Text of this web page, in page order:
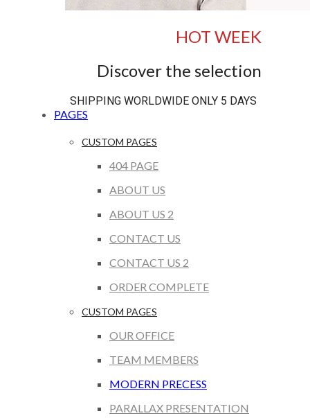
HOT WEEK
Discover the selection
SHIPPING WORLDWIDE ONLY 5 DAYS
PAGES
CUSTOM PAGES
404 PAGE
ABOUT US
ABOUT US 2
CONTACT US
CONTACT US 2
ORDER COMPLETE
CUSTOM PAGES
OUR OFFICE
TEAM MEMBERS
MODERN PRECESS
PARALLAX PRESENTATION